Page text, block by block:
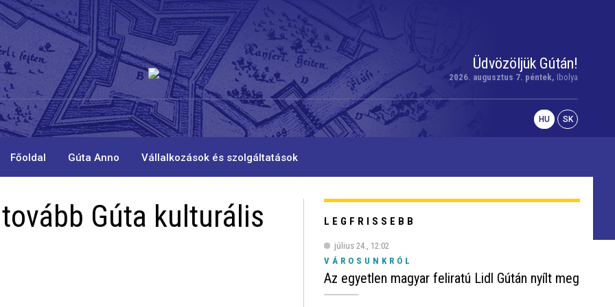
Üdvözöljük Gútán!
2026. augusztus 7. péntek, Ibolya
HU SK
Főoldal Gúta Anno Vállalkozások és szolgáltatások
Gúta kulturális
LEGFRISSEBB
július 24., 12:02
VÁROSUNKRÓL
Az egyetlen magyar feliratú Lidl Gútán nyílt meg